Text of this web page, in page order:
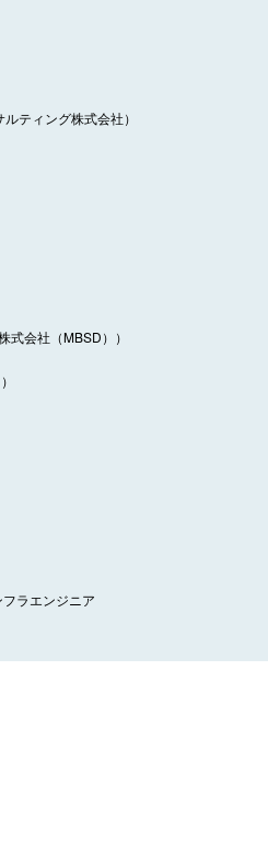
ティング株式会社）
会社（MBSD））
ラエンジニア